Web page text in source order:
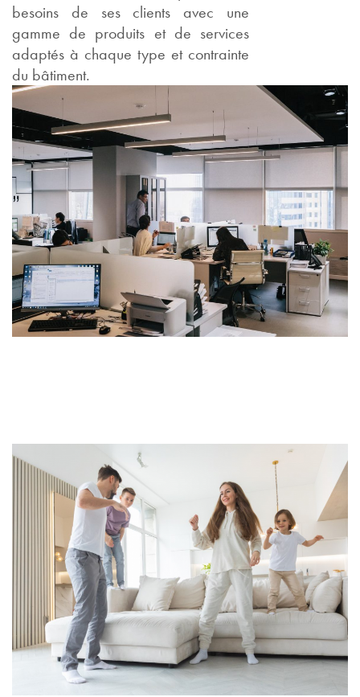
besoins de ses clients avec une
gamme de produits et de services
adaptés à chaque type et contrainte
du bâtiment.